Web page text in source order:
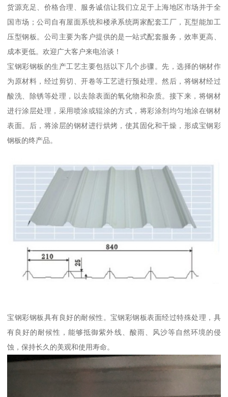
货源充足、价格合理、服务诚信让我们立足于上海地区市场并于全
国市场；公司自有屋面系统和楼承系统两家配套工厂，瓦型能加工
压型钢板。公司主要为客户提供的是一站式配套服务，效率更高、
成本更低。欢迎广大客户来电洽谈！
宝钢彩钢板的生产工艺主要包括以下几个步骤。先，选择的钢材作
为原材料，经过剪切、开卷等工艺进行预处理。然后，将钢材经过
酸洗、除锈等处理，以去除表面的氧化物和杂质。接下来，将钢材
进行涂层处理，采用喷涂或辊涂的方式，将彩涂剂均匀地涂在钢材
表面。后，将涂层的钢材进行烘烤，使其固化和干燥，形成宝钢彩
钢板的终产品。
宝钢彩钢板具有良好的耐候性。宝钢彩钢板表面经过特殊处理，具
有良好的耐候性，能够抵御紫外线、酸雨、风沙等自然环境的侵
蚀，保持长久的美观和使用寿命。